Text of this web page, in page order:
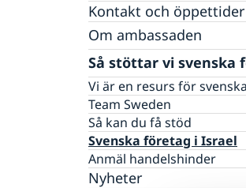
Kontakt och öppettider
Om ambassaden
Lediga tjänster
GDPR
Så stöttar vi svenska
Vi är en resurs för
Team Sweden
Så kan du få stöd
Svenska företag i Israel
Anmäl handelshinder
Nyheter